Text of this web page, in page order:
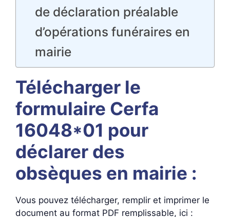
de déclaration préalable
d’opérations funéraires en
mairie
Télécharger le
formulaire Cerfa
16048*01 pour
déclarer des
obsèques en mairie :
Vous pouvez télécharger, remplir et imprimer le
document au format PDF remplissable, ici :